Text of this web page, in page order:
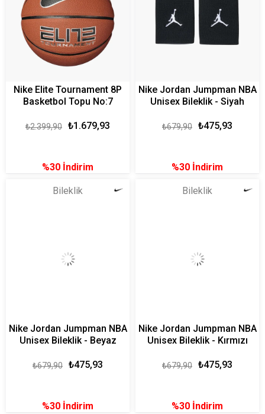
Nike Elite Tournament 8P
Basketbol Topu No:7
₺1.679,93
₺2.399,90
%30 İndirim
Nike Jordan Jumpman NBA
Unisex Bileklik - Siyah
₺475,93
₺679,90
%30 İndirim
Bileklik
Nike Jordan Jumpman NBA
Unisex Bileklik - Beyaz
₺475,93
₺679,90
%30 İndirim
Bileklik
Nike Jordan Jumpman NBA
Unisex Bileklik - Kırmızı
₺475,93
₺679,90
%30 İndirim